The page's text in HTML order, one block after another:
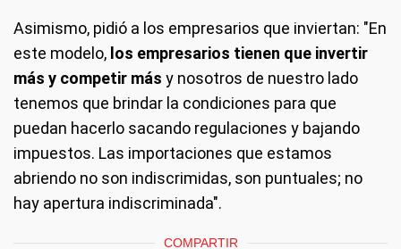
Asimismo, pidió a los empresarios que inviertan: "En
este modelo, los empresarios tienen que invertir
más y competir más y nosotros de nuestro lado
tenemos que brindar la condiciones para que
puedan hacerlo sacando regulaciones y bajando
impuestos. Las importaciones que estamos
abriendo no son indiscrimidas, son puntuales; no
hay apertura indiscriminada".
COMPARTIR